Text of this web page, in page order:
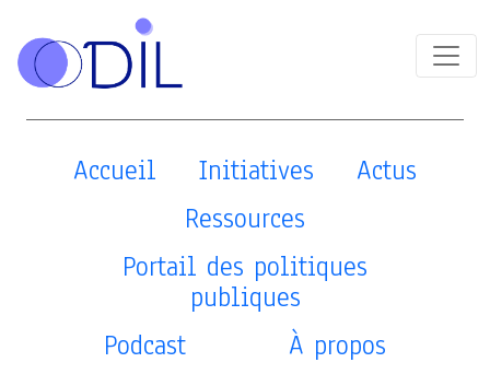
Accueil Initiatives
Actus
Ressources
Portail des politiques
publiques
Podcast
À propos